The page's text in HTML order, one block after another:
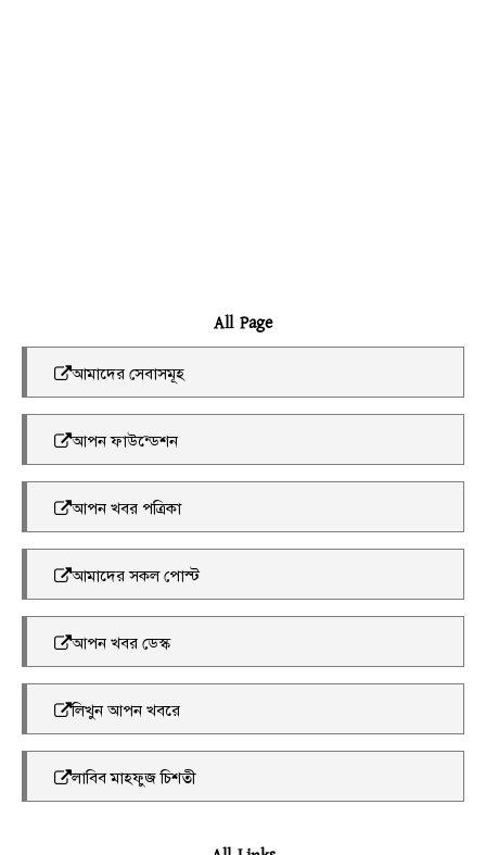
All Page
আমাদের সেবাসমূহ
আপন ফাউন্ডেশন
আপন খবর পত্রিকা
আমাদের সকল পোস্ট
আপন খবর ডেস্ক
লিখুন আপন খবরে
লাবিব মাহফুজ চিশতী